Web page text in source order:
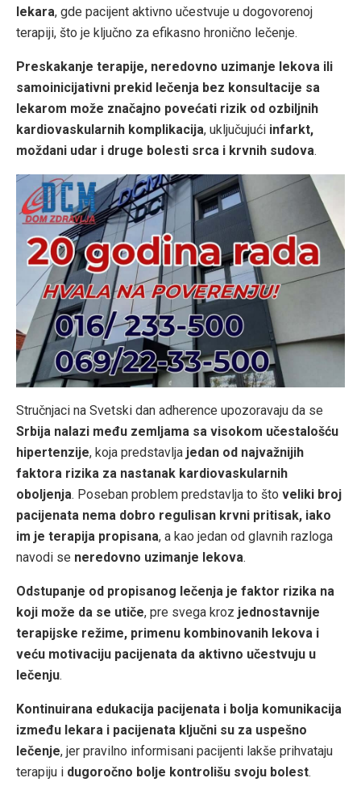
lekara, gde pacijent aktivno učestvuje u dogovorenoj
terapiji, što je ključno za efikasno hronično lečenje.
Preskakanje terapije, neredovno uzimanje lekova ili
samoinicijativni prekid lečenja bez konsultacije sa
lekarom može značajno povećati rizik od ozbiljnih
kardiovaskularnih komplikacija, uključujući infarkt,
moždani udar i druge bolesti srca i krvnih sudova.
Stručnjaci na Svetski dan adherence upozoravaju da se
Srbija nalazi među zemljama sa visokom učestalošću
hipertenzije, koja predstavlja jedan od najvažnijih
faktora rizika za nastanak kardiovaskularnih
oboljenja. Poseban problem predstavlja to što veliki broj
pacijenata nema dobro regulisan krvni pritisak, iako
im je terapija propisana, a kao jedan od glavnih razloga
navodi se neredovno uzimanje lekova.
Odstupanje od propisanog lečenja je faktor rizika na
koji može da se utiče, pre svega kroz jednostavnije
terapijske režime, primenu kombinovanih lekova i
veću motivaciju pacijenata da aktivno učestvuju u
lečenju.
Kontinuirana edukacija pacijenata i bolja komunikacija
između lekara i pacijenata ključni su za uspešno
lečenje, jer pravilno informisani pacijenti lakše prihvataju
terapiju i dugoročno bolje kontrolišu svoju bolest.